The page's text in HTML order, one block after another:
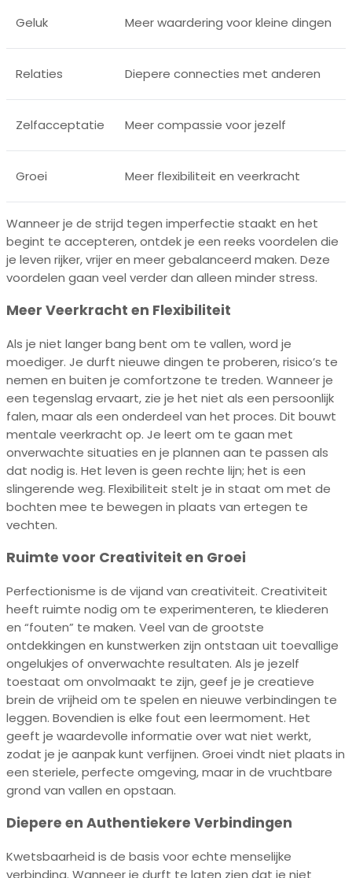
Geluk Meer waardering voor kleine dingen
Relaties Diepere connecties met anderen
Zelfacceptatie Meer compassie voor jezelf
Groei Meer flexibiliteit en veerkracht
Wanneer je de strijd tegen imperfectie staakt en het
begint te accepteren, ontdek je een reeks voordelen die
je leven rijker, vrijer en meer gebalanceerd maken. Deze
voordelen gaan veel verder dan alleen minder stress.
Meer Veerkracht en Flexibiliteit
Als je niet langer bang bent om te vallen, word je
moediger. Je durft nieuwe dingen te proberen, risico’s te
nemen en buiten je comfortzone te treden. Wanneer je
een tegenslag ervaart, zie je het niet als een persoonlijk
falen, maar als een onderdeel van het proces. Dit bouwt
mentale veerkracht op. Je leert om te gaan met
onverwachte situaties en je plannen aan te passen als
dat nodig is. Het leven is geen rechte lijn; het is een
slingerende weg. Flexibiliteit stelt je in staat om met de
bochten mee te bewegen in plaats van ertegen te
vechten.
Ruimte voor Creativiteit en Groei
Perfectionisme is de vijand van creativiteit. Creativiteit
heeft ruimte nodig om te experimenteren, te kliederen
en “fouten” te maken. Veel van de grootste
ontdekkingen en kunstwerken zijn ontstaan uit toevallige
ongelukjes of onverwachte resultaten. Als je jezelf
toestaat om onvolmaakt te zijn, geef je je creatieve
brein de vrijheid om te spelen en nieuwe verbindingen te
leggen. Bovendien is elke fout een leermoment. Het
geeft je waardevolle informatie over wat niet werkt,
zodat je je aanpak kunt verfijnen. Groei vindt niet plaats in
een steriele, perfecte omgeving, maar in de vruchtbare
grond van vallen en opstaan.
Diepere en Authentiekere Verbindingen
Kwetsbaarheid is de basis voor echte menselijke
verbinding. Wanneer je durft te laten zien dat je niet